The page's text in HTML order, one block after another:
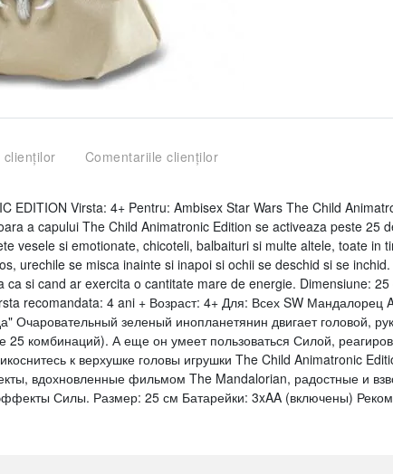
clienților Comentariile clienților
EDITION Virsta: 4+ Pentru: Ambisex Star Wars The Child
a capului The Child Animatronic Edition se activeaza peste 25
vesele si emotionate, chicoteli, balbaituri si multe altele, toate in
urechile se misca inainte si inapoi si ochii se deschid si se
ca si cand ar exercita o cantitate mare de energie. Dimensiune:
recomandata: 4 ani + Возраст: 4+ Для: Всех SW Мандалорец
Очаровательный зеленый инопланетянин двигает головой,
25 комбинаций). А еще он умеет пользоваться Силой,
к верхушке головы игрушки The Child Animatronic
вдохновленные фильмом The Mandalorian, радостные и
Силы. Размер: 25 см Батарейки: 3xAA (включены)